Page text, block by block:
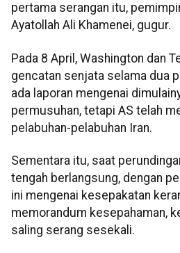
pertama serangan itu,
Ayatollah Ali Khamenei, gugur.
Pada 8 April, Washington dan
gencatan senjata selama dua
ada laporan mengenai
permusuhan, tetapi AS telah
pelabuhan-pelabuhan Iran.
Sementara itu, saat
tengah berlangsung, dengan
ini mengenai kesepakatan
memorandum kesepahaman,
saling serang sesekali.